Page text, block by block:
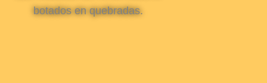
botados en quebradas.